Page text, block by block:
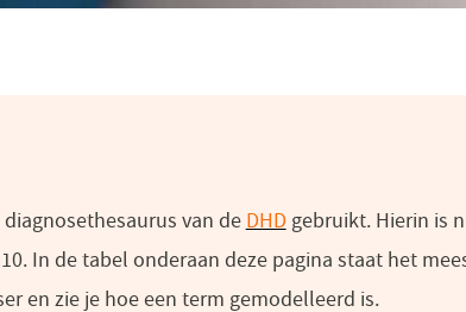
van de DHD(opent
in
een
gebruikt. Hierin is
10. In de tabel onderaan deze pagina staat het
en zie je hoe een term gemodelleerd is.